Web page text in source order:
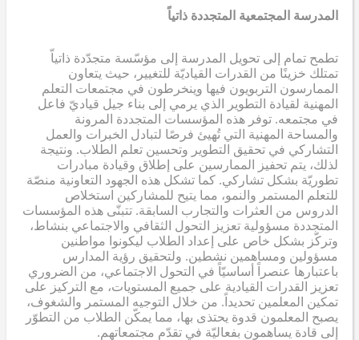
المدرسة المجتمعية المتجددة ذاتياً
تطمح تمام إلى تحويل المدرسة إلى مؤسّسة متجدّدة ذاتياّ
تمتلك خزينًا من القدرات القياديّة للتغيير، حيث يتعاون
الممارسون التربويون فيها وينخرطون في مجتمعات التعلم
المهنية لقيادة التطوير الذي يرمي إلى بناء جيل قياديّ فاعل
في مجتمعه. توفر هذه المؤسسات المتجددة المرونة
والمساحة المهنية التي تُهيئ فرصًا لتبادل الخبرات والعمل
التشاركي في تحقيق التطوير وتحسين تعلم الطلاب. ونتيجة
لذلك، يتم تحفيز الممارسين على إطلاق وقيادة مبادرات
تطوريّة بشكل تشاركي. كما تشكل هذه الجهود التعاونية منصّة
للتعلم المستمر والنمو، مما يتيح للمشاركين استخلاص
الدروس من العثرات والتجارب السابقة. تتبنّى هذه المؤسسات
المتجددة مسؤولية تعزيز التحول الثقافي والاجتماعي بنشاط،
وتركّز بشكل خاص على إعداد الطلاب ليكونوا مواطنين
مسؤولين ومساهمين نشطين. ولتحقيق رؤية المدارس
باعتبارها عنصراً أساسيّاً في التحول الاجتماعي، من الضروري
تعزيز القدرات القيادية على جميع المستويات، مع التركيز على
تمكين المعلمين تحديداً. من خلال التوجيه المستمر والشغوف،
يصبح المعلمون قدوة يحتذى بها، مما يمكّن الطلاب من التطوّر
إلى قادة يساهمون بفعاليّة في تقدّم مجتمعاتهم.